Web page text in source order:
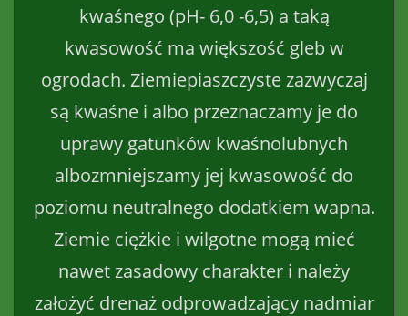
kwaśnego (pH- 6,0 -6,5) a taką
kwasowość ma większość gleb w
ogrodach. Ziemiepiaszczyste zazwyczaj
są kwaśne i albo przeznaczamy je do
uprawy gatunków kwaśnolubnych
albozmniejszamy jej kwasowość do
poziomu neutralnego dodatkiem wapna.
Ziemie ciężkie i wilgotne mogą mieć
nawet zasadowy charakter i należy
założyć drenaż odprowadzający nadmiar